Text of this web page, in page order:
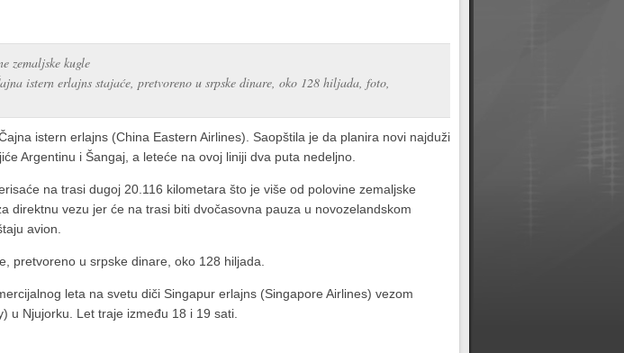
zemaljske kugle
istern erlajns stajaće, pretvoreno u srpske dinare, oko 128 hiljada, foto,
istern erlajns (China Eastern Airlines). Saopštila je da planira novi najduži
Argentinu i Šangaj, a leteće na ovoj liniji dva puta nedeljno.
na trasi dugoj 20.116 kilometara što je više od polovine zemaljske
direktnu vezu jer će na trasi biti dvočasovna pauza u novozelandskom
avion.
pretvoreno u srpske dinare, oko 128 hiljada.
leta na svetu diči Singapur erlajns (Singapore Airlines) vezom
u Njujorku. Let traje između 18 i 19 sati.